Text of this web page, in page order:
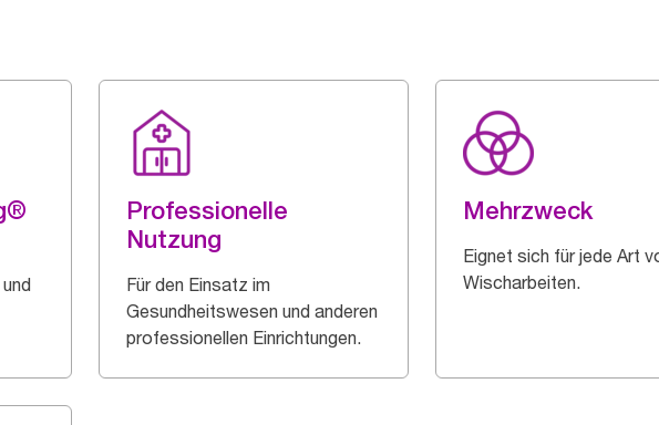
Professionelle
Nutzung
Für den Einsatz im
Gesundheitswesen und anderen
professionellen Einrichtungen.
Mehrzweck
Eignet sich für jede Art
Wischarbeiten.